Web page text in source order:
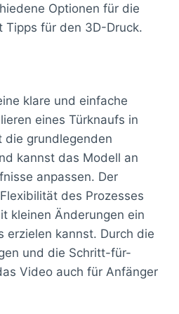
Optionen für die
Tipps für den 3D-Druck.
klare und einfache
eines Türknaufs in
die grundlegenden
kannst das Modell an
anpassen. Der
des Prozesses
kleinen Änderungen ein
erzielen kannst. Durch die
und die Schritt-für-
Video auch für Anfänger